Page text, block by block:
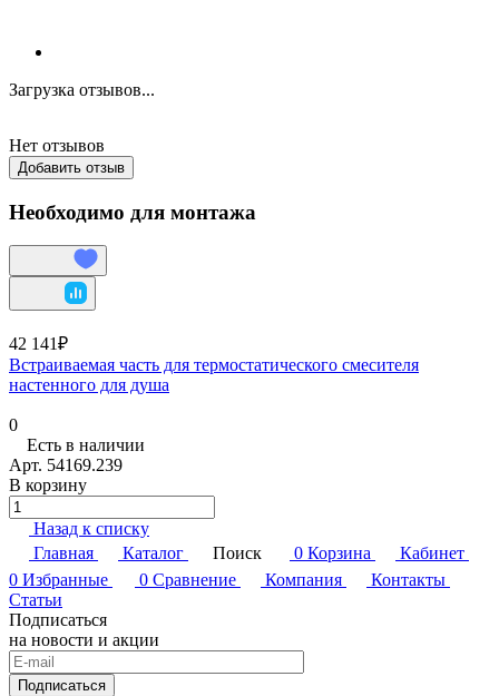
Загрузка отзывов...
Нет отзывов
Добавить отзыв
Необходимо для монтажа
42 141₽
Встраиваемая часть для термостатического смесителя
настенного для душа
0
Есть в наличии
Арт. 54169.239
В корзину
Назад к списку
Главная
Каталог Поиск 0 Корзина
Кабинет
0 Избранные 0 Сравнение Компания
Контакты
Статьи
Подписаться
на новости и акции
Подписаться